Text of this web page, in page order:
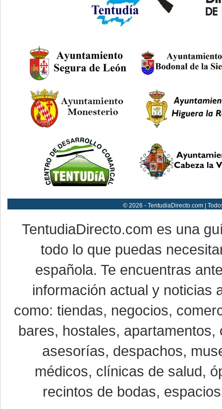
© 2026 - TentudiaDirecto.com |
TentudiaDirecto.com es una
todo lo que puedas
española. Te encuentras
información actual y noticias
como: tiendas, negocios,
bares, hostales,
asesorías, despachos,
médicos, clínicas de salud,
recintos de bodas,